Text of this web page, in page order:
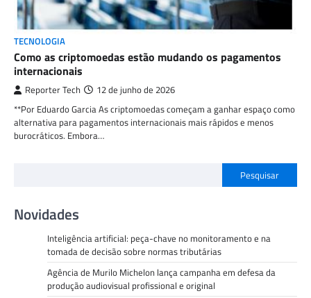
TECNOLOGIA
Como as criptomoedas estão mudando os pagamentos
internacionais
Reporter Tech 12 de junho de 2026
**Por Eduardo Garcia As criptomoedas começam a ganhar espaço como
alternativa para pagamentos internacionais mais rápidos e menos
burocráticos. Embora…
Pesquisar
Novidades
Inteligência artificial: peça-chave no monitoramento e na
tomada de decisão sobre normas tributárias
Agência de Murilo Michelon lança campanha em defesa da
produção audiovisual profissional e original